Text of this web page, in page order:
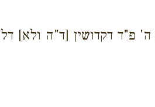
פ"ד דקדושין [ד"ה ולא]